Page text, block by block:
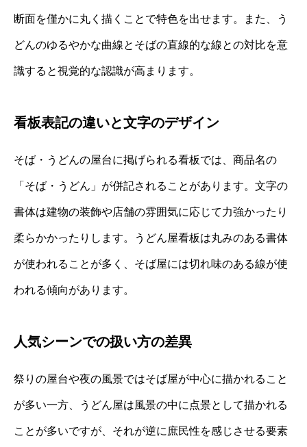
断面を僅かに丸く描くことで特色を出せます。また、う
どんのゆるやかな曲線とそばの直線的な線との対比を意
識すると視覚的な認識が高まります。
看板表記の違いと文字のデザイン
そば・うどんの屋台に掲げられる看板では、商品名の
「そば・うどん」が併記されることがあります。文字の
書体は建物の装飾や店舗の雰囲気に応じて力強かったり
柔らかかったりします。うどん屋看板は丸みのある書体
が使われることが多く、そば屋には切れ味のある線が使
われる傾向があります。
人気シーンでの扱い方の差異
祭りの屋台や夜の風景ではそば屋が中心に描かれること
が多い一方、うどん屋は風景の中に点景として描かれる
ことが多いですが、それが逆に庶民性を感じさせる要素